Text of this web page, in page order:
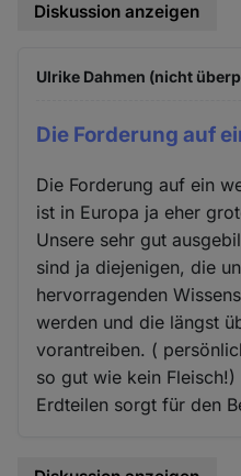
Diskussion anzeigen
Ulrike Dahmen (nicht
Die Forderung auf
Die Forderung auf ein
ist in Europa ja eher
Unsere sehr gut
sind ja diejenigen, die
hervorragenden
werden und die längst
vorantreiben. (
so gut wie kein
Erdteilen sorgt für den